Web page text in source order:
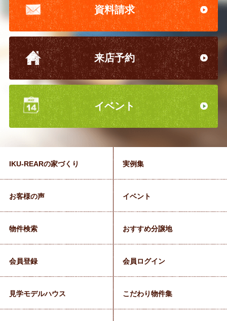
資料請求
来店予約
イベント
IKU-REARの家づくり 実例集
お客様の声 イベント
物件検索 おすすめ分譲地
会員登録 会員ログイン
見学モデルハウス こだわり物件集